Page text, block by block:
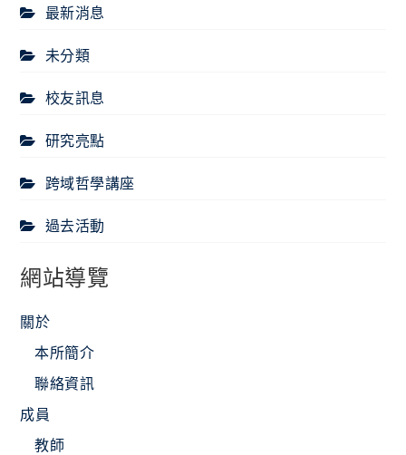
最新消息
未分類
校友訊息
研究亮點
跨域哲學講座
過去活動
網站導覽
關於
本所簡介
聯絡資訊
成員
教師